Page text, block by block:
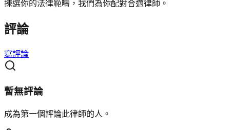
揀選你的法律範疇，我們為你配對合適律師。
評論
寫評論
暫無評論
成為第一個評論此律師的人。